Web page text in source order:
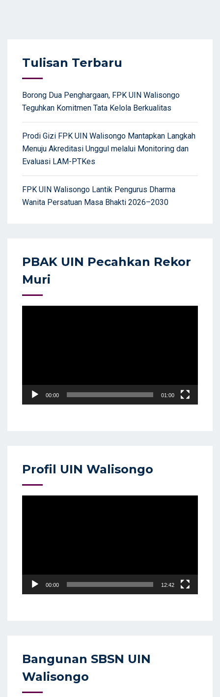
Tulisan Terbaru
Borong Dua Penghargaan, FPK UIN Walisongo
Teguhkan Komitmen Tata Kelola Berkualitas
Prodi Gizi FPK UIN Walisongo Mantapkan Langkah
Menuju Akreditasi Unggul melalui Monitoring dan
Evaluasi LAM-PTKes
FPK UIN Walisongo Lantik Pengurus Dharma
Wanita Persatuan Masa Bhakti 2026–2030
PBAK UIN Pecahkan Rekor
Muri
00:00 01:00
Profil UIN Walisongo
00:00 12:42
Bangunan SBSN UIN
Walisongo